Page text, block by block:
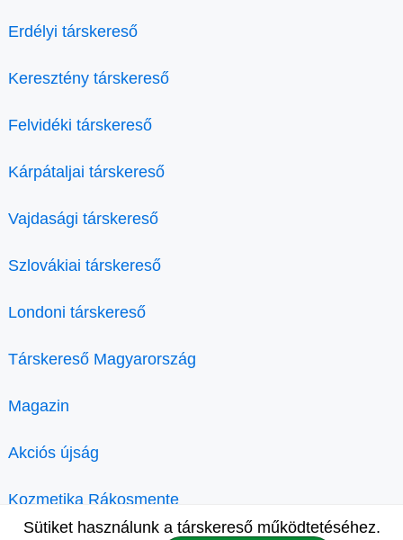
Erdélyi társkereső
Keresztény társkereső
Felvidéki társkereső
Kárpátaljai társkereső
Vajdasági társkereső
Szlovákiai társkereső
Londoni társkereső
Társkereső Magyarország
Magazin
Akciós újság
Kozmetika Rákosmente
Sütiket használunk a társkereső működtetéséhez.